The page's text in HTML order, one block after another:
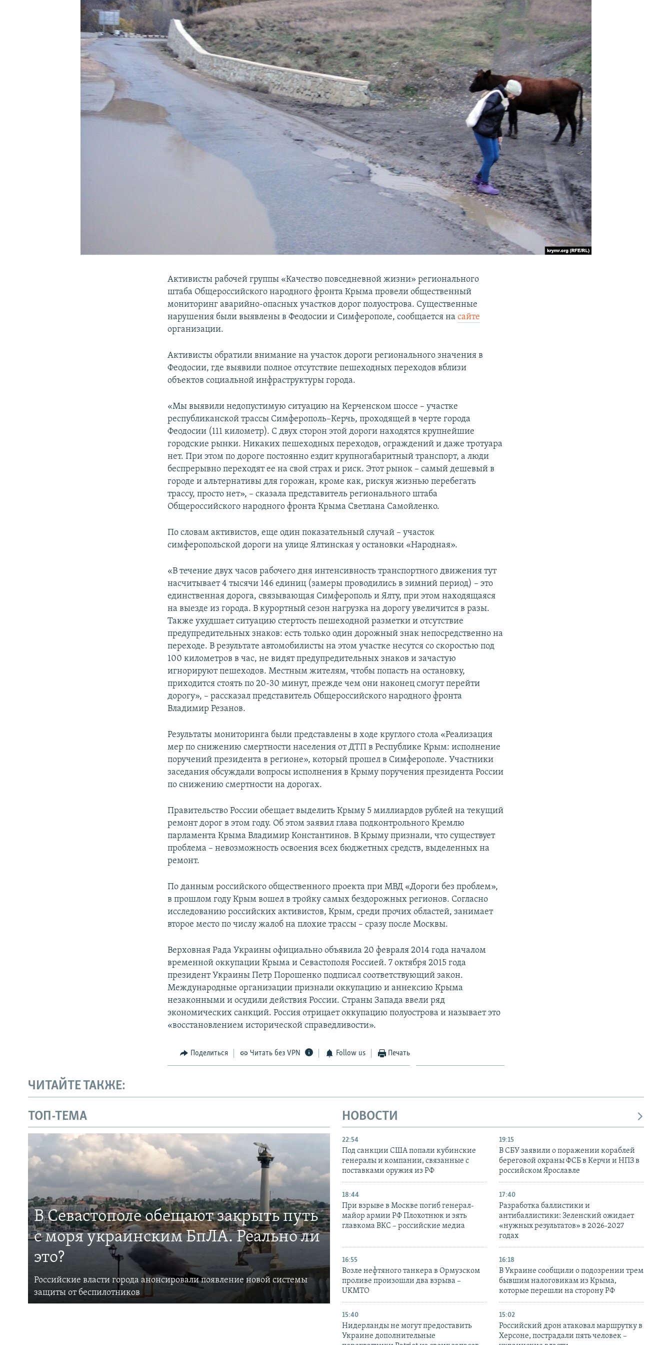
УКРАИНСКАЯ ПРОБЛЕМА КРЫМА
Активисты рабочей группы «Качество повседневной жизни» регионального
штаба Общероссийского народного фронта Крыма провели общественный
мониторинг аварийно-опасных участков дорог полуострова. Существенные
нарушения были выявлены в Феодосии и Симферополе, сообщается насайте
организации.
Активисты обратили внимание на участок дороги регионального значения в
Феодосии, где выявили полное отсутствие пешеходных переходов вблизи
объектов социальной инфраструктуры города.
«Мы выявили недопустимую ситуацию на Керченском шоссе – участке
республиканской трассы Симферополь–Керчь, проходящей в черте города
Феодосии (111 километр). С двух сторон этой дороги находятся крупнейшие
городские рынки. Никаких пешеходных переходов, ограждений и даже тротуара
нет. При этом по дороге постоянно ездит крупногабаритный транспорт, а люди
беспрерывно переходят ее на свой страх и риск. Этот рынок – самый дешевый в
городе и альтернативы для горожан, кроме как, рискуя жизнью перебегать
трассу, просто нет», – сказала представитель регионального штаба
Общероссийского народного фронта Крыма Светлана Самойленко.
По словам активистов, еще один показательный случай – участок
симферопольской дороги на улице Ялтинская у остановки «Народная».
«В течение двух часов рабочего дня интенсивность транспортного движения тут
насчитывает 4 тысячи 146 единиц (замеры проводились в зимний период) – это
единственная дорога, связывающая Симферополь и Ялту, при этом находящаяся
на выезде из города. В курортный сезон нагрузка на дорогу увеличится в разы.
Также ухудшает ситуацию стертость пешеходной разметки и отсутствие
предупредительных знаков: есть только один дорожный знак непосредственно на
переходе. В результате автомобилисты на этом участке несутся со скоростью под
100 километров в час, не видят предупредительных знаков и зачастую
игнорируют пешеходов. Местным жителям, чтобы попасть на остановку,
приходится стоять по 20-30 минут, прежде чем они наконец смогут перейти
дорогу», – рассказал представитель Общероссийского народного фронта
Владимир Резанов.
Результаты мониторинга были представлены в ходе круглого стола «Реализация
мер по снижению смертности населения от ДТП в Республике Крым: исполнение
поручений президента в регионе», который прошел в Симферополе. Участники
заседания обсуждали вопросы исполнения в Крыму поручения президента России
по снижению смертности на дорогах.
Правительство России обещает выделить Крыму 5 миллиардов рублей на текущий
ремонт дорог в этом году. Об этом заявил глава подконтрольного Кремлю
парламента Крыма Владимир Константинов. В Крыму признали, что существует
проблема – невозможность освоения всех бюджетных средств, выделенных на
ремонт.
По данным российского общественного проекта при МВД «Дороги без проблем»,
в прошлом году Крым вошел в тройку самых бездорожных регионов. Согласно
исследованию российских активистов, Крым, среди прочих областей, занимает
второе место по числу жалоб на плохие трассы – сразу после Москвы.
Верховная Рада Украины официально объявила 20 февраля 2014 года началом
временной оккупации Крыма и Севастополя Россией. 7 октября 2015 года
президент Украины Петр Порошенко подписал соответствующий закон.
Международные организации признали оккупацию и аннексию Крыма
незаконными и осудили действия России. Страны Запада ввели ряд
экономических санкций. Россия отрицает оккупацию полуострова и называет это
«восстановлением исторической справедливости».
Поделиться Читать без VPN Follow us Печать
ЧИТАЙТЕ ТАКЖЕ:
ТОП-ТЕМА
В Севастополе обещают закрыть путь
с моря украинским БпЛА. Реально ли
это?
Российские власти города анонсировали появление новой системы
защиты от беспилотников
НОВОСТИ
22:54
Под санкции США попали кубинские
генералы и компании, связанные с
поставками оружия из РФ
19:15
В СБУ заявили о поражении кораблей
береговой охраны ФСБ в Керчи и НПЗ в
российском Ярославле
18:44
При взрыве в Москве погиб генерал-
майор армии РФ Плохотнюк и зять
главкома ВКС – российские медиа
17:40
Разработка баллистики и
антибаллистики: Зеленский ожидает
«нужных результатов» в 2026-2027
годах
16:55
Возле нефтяного танкера в Ормузском
проливе произошли два взрыва –
UKMTO
16:18
В Украине сообщили о подозрении трем
бывшим налоговикам из Крыма,
которые перешли на сторону РФ
15:40
Нидерланды не могут предоставить
Украине дополнительные
15:02
Российский дрон атаковал маршрутку в
Херсоне, пострадали пять человек –